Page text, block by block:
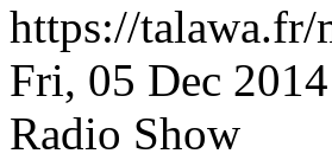
https://
Fri, 05 Dec
Radio Show